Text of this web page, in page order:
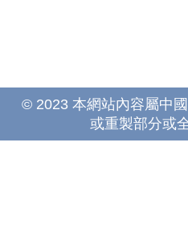
© 2023 本網站內容屬中
或重製部分或